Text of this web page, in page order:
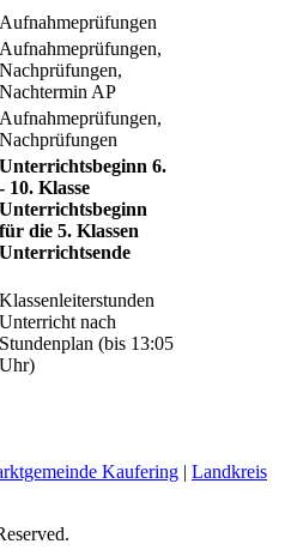
Aufnahmeprüfungen
Aufnahmeprüfungen,
Nachprüfungen,
Nachtermin AP
Aufnahmeprüfungen,
Nachprüfungen
Unterrichtsbeginn 6.
- 10. Klasse
Unterrichtsbeginn
für die 5. Klassen
Unterrichtsende
Klassenleiterstunden
Unterricht nach
Stundenplan (bis 13:05
Uhr)
Kaufering | Landkreis